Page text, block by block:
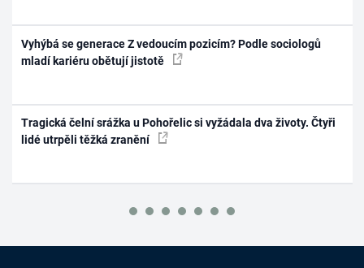
Vyhýbá se generace Z vedoucím pozicím? Podle sociologů
mladí kariéru obětují jistotě
Tragická čelní srážka u Pohořelic si vyžádala dva životy. Čtyři
lidé utrpěli těžká zranění